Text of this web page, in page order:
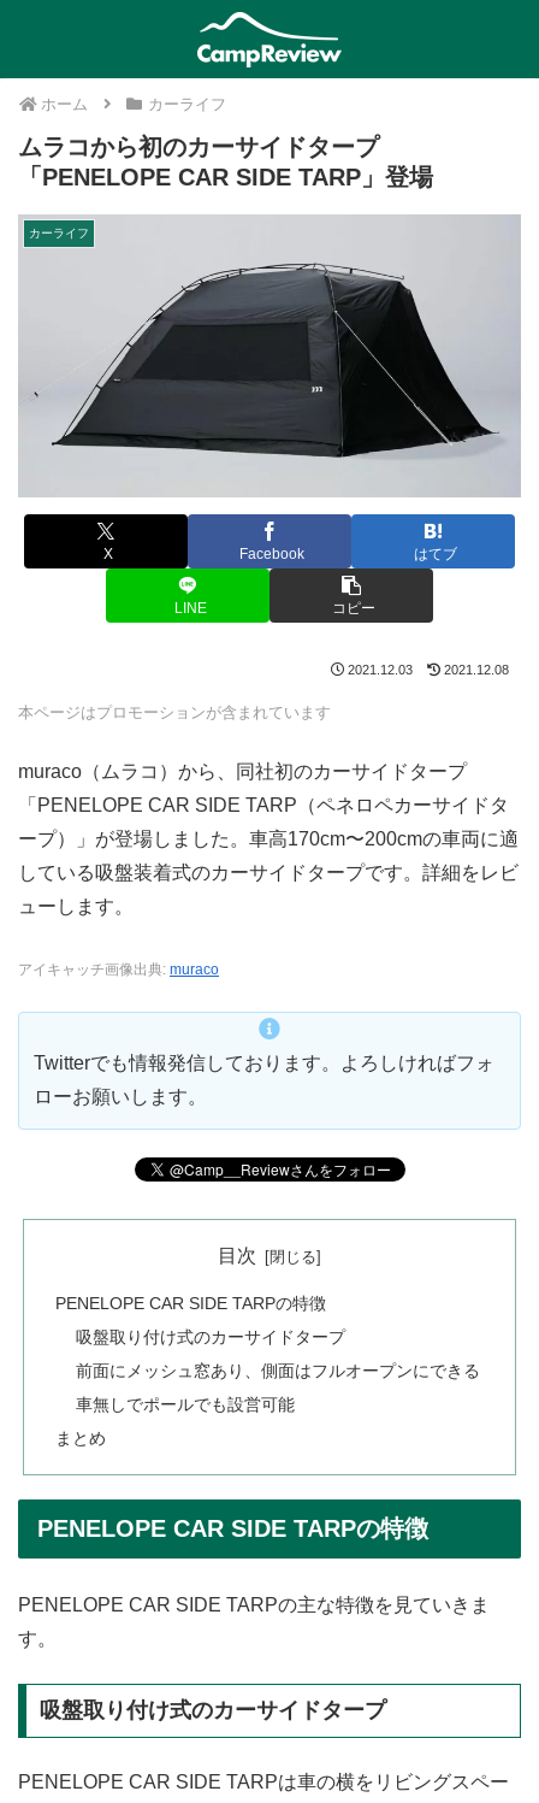
ホーム カーライフ
ムラコから初のカーサイドタープ
「PENELOPE CAR SIDE TARP」登場
カーライフ
X Facebook はてブ
LINE コピー
2021.12.03 2021.12.08
本ページはプロモーションが含まれています
muraco（ムラコ）から、同社初のカーサイドタープ
「PENELOPE CAR SIDE TARP（ペネロペカーサイドタ
ープ）」が登場しました。車高170cm〜200cmの車両に適
している吸盤装着式のカーサイドタープです。詳細をレビ
ューします。
アイキャッチ画像出典: muraco
Twitterでも情報発信しております。よろしければフォ
ローお願いします。
目次
PENELOPE CAR SIDE TARPの特徴
吸盤取り付け式のカーサイドタープ
前面にメッシュ窓あり、側面はフルオープンにできる
車無しでポールでも設営可能
まとめ
PENELOPE CAR SIDE TARPの特徴
PENELOPE CAR SIDE TARPの主な特徴を見ていきま
す。
吸盤取り付け式のカーサイドタープ
PENELOPE CAR SIDE TARPは車の横をリビングスペー